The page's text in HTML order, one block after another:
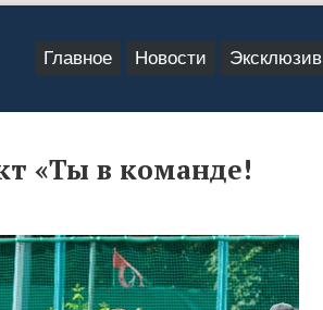
Главное Новости Эксклюзив
«Ты в команде!